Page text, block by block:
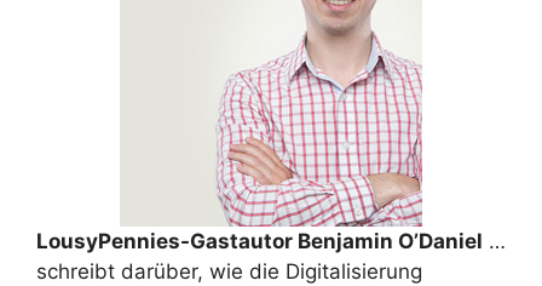
LousyPennies-Gastautor Benjamin O’Daniel …
schreibt darüber, wie die Digitalisierung